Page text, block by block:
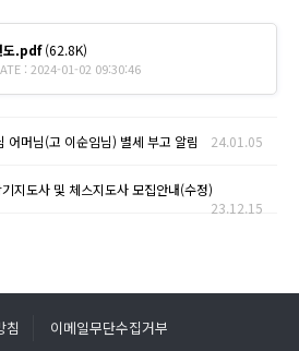
도.pdf(62.8K)
: 2024-01-02 09:30:46
어머님(고 이순임님) 별세 부고 알림 24.01.05
지도사 및 체스지도사 모집안내(수정)
23.12.15
침 이메일무단수집거부